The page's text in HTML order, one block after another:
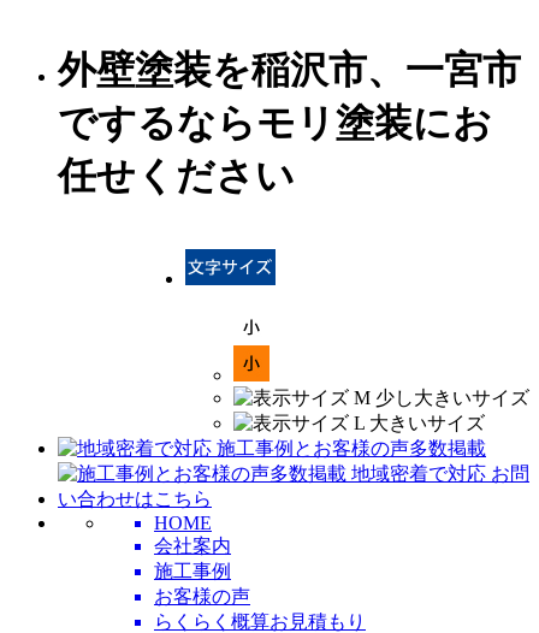
外壁塗装を稲沢市、一宮市
でするならモリ塗装にお
任せください
HOME
会社案内
施工事例
お客様の声
らくらく概算お見積もり